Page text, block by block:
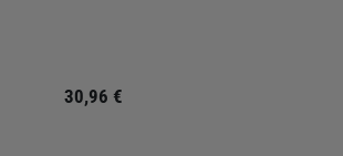
30,96 €